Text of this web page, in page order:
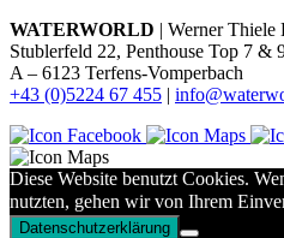
WATERWORLD | Werner Thiele
Stublerfeld 22, Penthouse Top 7 &
A – 6123 Terfens-Vomperbach
+43 (0)5224 67 455 |
Diese Website benutzt Cookies.
nutzten, gehen wir von Ihrem
Datenschutzerklärung